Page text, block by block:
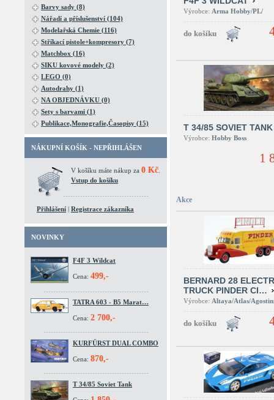
Barvy sady (8)
Nářadí a příslušenství (104)
Modelařská Chemie (116)
Stříkací pistole+kompresory (7)
Matchbox (16)
SIKU kovové modely (2)
LEGO (0)
Autodrahy (1)
NA OBJEDNÁVKU (0)
Sety s barvami (1)
Publikace,Monografie,Časopisy (15)
NÁKUPNÍ KOŠÍK - NEPŘIHLÁŠEN
V košíku máte nákup za 0 Kč
Vstup do košíku
Přihlášení | Registrace zákazníka
NOVINKY
F4F 3 Wildcat
Cena: 499,-
TATRA 603 - B5 Marat…
Cena: 2 700,-
KURFÜRST DUAL COMBO
Cena: 870,-
T 34/85 Soviet Tank
Výrobce: Arma Hobby/PL/
T 34/85 SOVIET TANK
Výrobce: Hobby Boss
1
Akce
BERNARD 28
TRUCK PINDER CI…
Výrobce: Altaya/Atlas/